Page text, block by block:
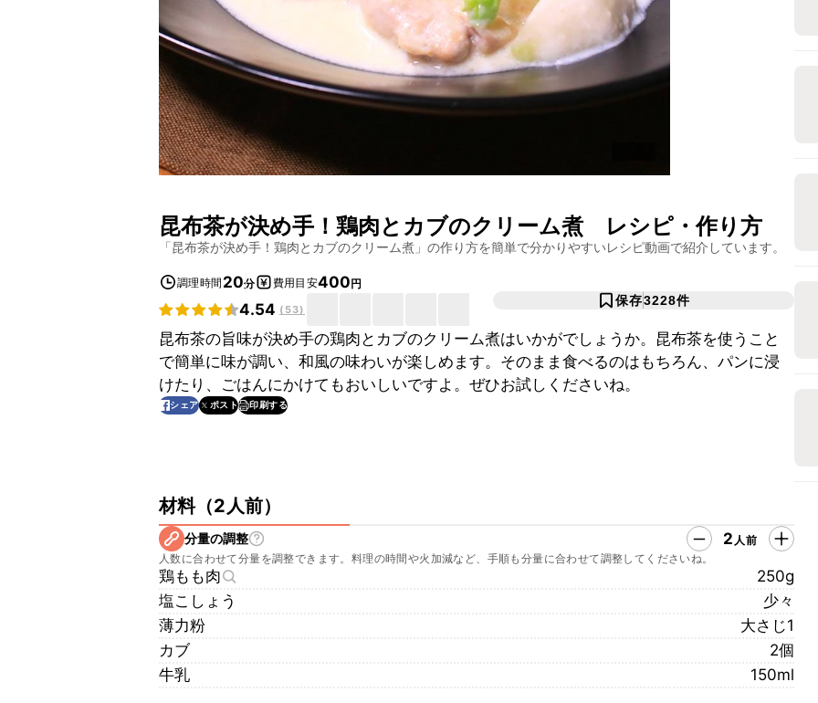
昆布茶が決め手！鶏肉とカブのクリーム煮 レシピ・作り方
「昆布茶が決め手！鶏肉とカブのクリーム煮 」の作り方を簡単で分かりやすいレシピ動画で紹介しています。
調理時間 20分 費用目安400円
4.54 ( 53)
保存3228件
昆布茶の旨味が決め手の鶏肉とカブのクリーム煮はいかがでしょうか。昆布茶を使うこと
で簡単に味が調い、和風の味わいが楽しめます。そのまま食べるのはもちろん、パンに浸
けたり、ごはんにかけてもおいしいですよ。ぜひお試しくださいね。
シェア ポスト 印刷する
材料（2人前）
分量の調整 2 人前
人数に合わせて分量を調整できます。料理の時間や火加減など、手順も分量に合わせて調整してくださいね。
鶏もも肉
250g
塩こしょう
少々
薄力粉
大さじ1
カブ
2個
牛乳
150ml